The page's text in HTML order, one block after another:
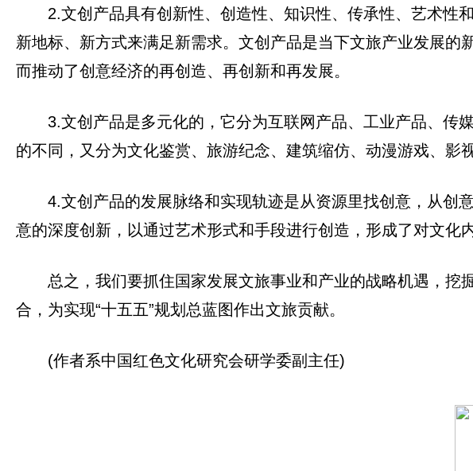
2.文创产品具有创新性、创造性、知识性、传承性、艺术性
新地标、新方式来满足新需求。文创产品是当下文旅产业发展
而推动了创意经济的再创造、再创新和再发展。
3.文创产品是多元化的，它分为互联网产品、工业产品、传
的不同，又分为文化鉴赏、旅游纪念、建筑缩仿、动漫游戏、影
4.文创产品的发展脉络和实现轨迹是从资源里找创意，从创
意的深度创新，以通过艺术形式和手段进行创造，形成了对文化
总之，我们要抓住国家发展文旅事业和产业的战略机遇，挖
合，为实现“十五五”规划总蓝图作出文旅贡献。
(作者系中国红色文化研究会研学委副主任)